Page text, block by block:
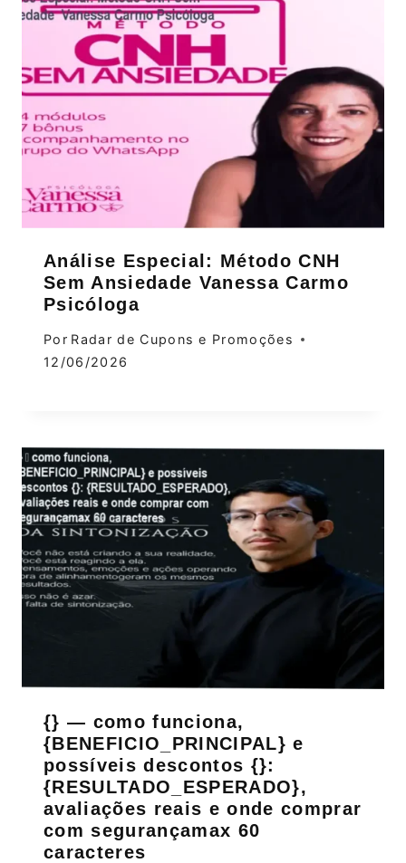
Análise Especial: Método CNH
Sem Ansiedade Vanessa Carmo
Psicóloga
Por Radar de Cupons e Promoções
12/06/2026
{} — como funciona,
{BENEFICIO_PRINCIPAL} e
possíveis descontos {}:
{RESULTADO_ESPERADO},
avaliações reais e onde comprar
com segurançamax 60
caracteres